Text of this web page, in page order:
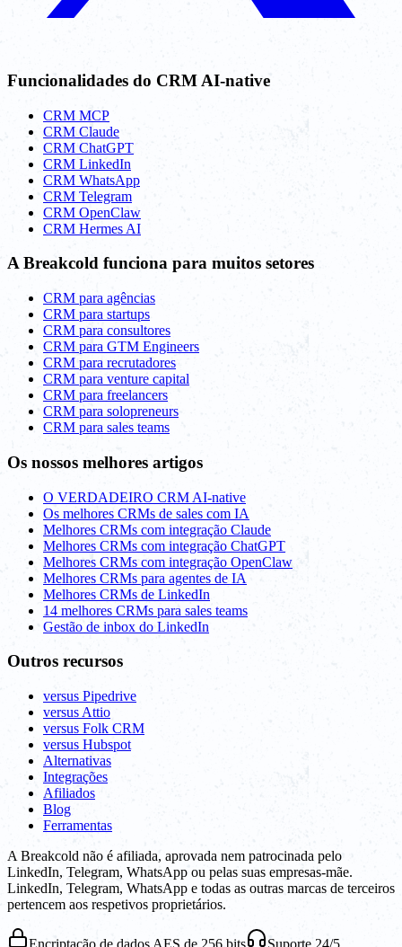
Funcionalidades do CRM AI-native
CRM MCP
CRM Claude
CRM ChatGPT
CRM LinkedIn
CRM WhatsApp
CRM Telegram
CRM OpenClaw
CRM Hermes AI
A Breakcold funciona para muitos setores
CRM para agências
CRM para startups
CRM para consultores
CRM para GTM Engineers
CRM para recrutadores
CRM para venture capital
CRM para freelancers
CRM para solopreneurs
CRM para sales teams
Os nossos melhores artigos
O VERDADEIRO CRM AI-native
Os melhores CRMs de sales com IA
Melhores CRMs com integração Claude
Melhores CRMs com integração ChatGPT
Melhores CRMs com integração OpenClaw
Melhores CRMs para agentes de IA
Melhores CRMs de LinkedIn
14 melhores CRMs para sales teams
Gestão de inbox do LinkedIn
Outros recursos
versus Pipedrive
versus Attio
versus Folk CRM
versus Hubspot
Alternativas
Integrações
Afiliados
Blog
Ferramentas
A Breakcold não é afiliada, aprovada nem patrocinada pelo
LinkedIn, Telegram, WhatsApp ou pelas suas empresas-mãe.
LinkedIn, Telegram, WhatsApp e todas as outras marcas de terceiros
pertencem aos respetivos proprietários.
Encriptação de dados AES de 256 bits Suporte 24/5